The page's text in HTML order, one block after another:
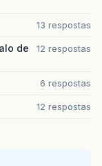
13 respostas
de
12 respostas
6 respostas
12 respostas